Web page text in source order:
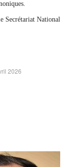
Secrétariat National
2026